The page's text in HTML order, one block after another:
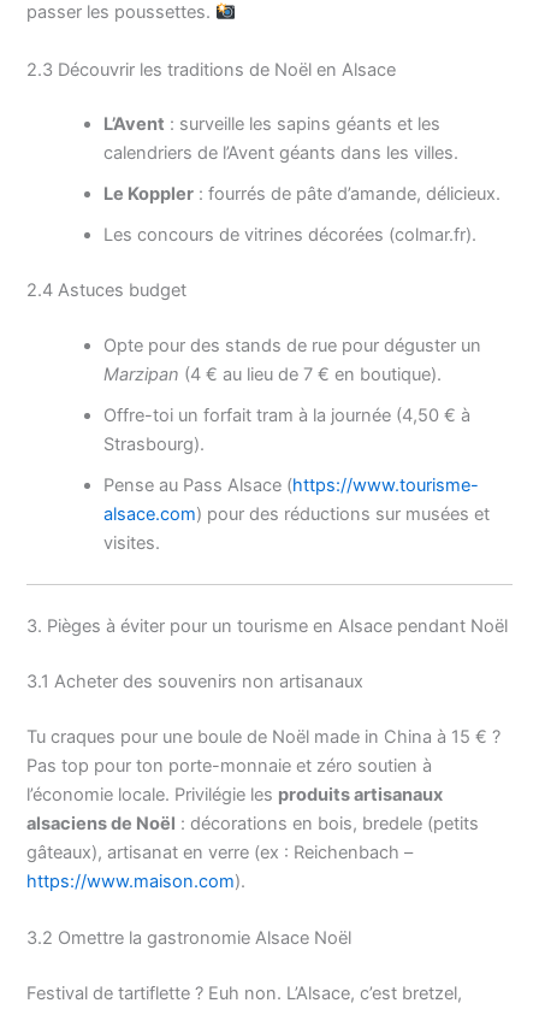
passer les poussettes.
2.3 Découvrir les traditions de Noël en Alsace
L’Avent : surveille les sapins géants et les
calendriers de l’Avent géants dans les villes.
Le Koppler : fourrés de pâte d’amande, délicieux.
Les concours de vitrines décorées (colmar.fr).
2.4 Astuces budget
Opte pour des stands de rue pour déguster un
Marzipan (4 € au lieu de 7 € en boutique).
Offre-toi un forfait tram à la journée (4,50 € à
Strasbourg).
Pense au Pass Alsace (https://www.tourisme-
alsace.com) pour des réductions sur musées et
visites.
3. Pièges à éviter pour un tourisme en Alsace pendant Noël
3.1 Acheter des souvenirs non artisanaux
Tu craques pour une boule de Noël made in China à 15 € ?
Pas top pour ton porte-monnaie et zéro soutien à
l’économie locale. Privilégie les produits artisanaux
alsaciens de Noël : décorations en bois, bredele (petits
gâteaux), artisanat en verre (ex : Reichenbach –
https://www.maison.com).
3.2 Omettre la gastronomie Alsace Noël
Festival de tartiflette ? Euh non. L’Alsace, c’est bretzel,